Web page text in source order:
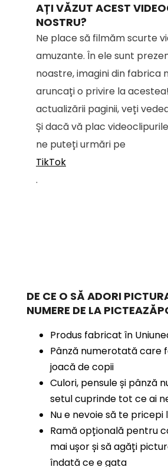
AȚI VĂZUT ACEST
NOSTRU?
Ne place să filmăm scurte
amuzante. În ele sunt
noastre, imagini din fabrica
aruncați o privire la
actualizării paginii, veți
Și dacă vă plac
ne puteți urmări pe
TikTok
.
DE CE O SĂ ADORI
NUMERE DE LA
Produs fabricat în
Pânză numerotată care
joacă de copii
Culori, pensule și pânză
setul cuprinde tot ce ai
Nu e nevoie să te
Ramă opțională pentru
mai ușor și să agăți
îndată ce e gata